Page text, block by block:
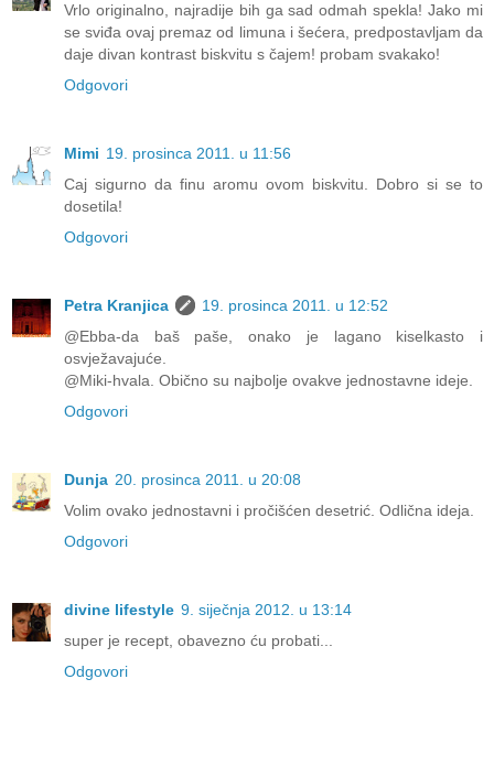
Vrlo originalno, najradije bih ga sad odmah spekla! Jako mi
se sviđa ovaj premaz od limuna i šećera, predpostavljam da
daje divan kontrast biskvitu s čajem! probam svakako!
Odgovori
Mimi 19. prosinca 2011. u 11:56
Caj sigurno da finu aromu ovom biskvitu. Dobro si se to
dosetila!
Odgovori
Petra Kranjica
19. prosinca 2011. u 12:52
@Ebba-da baš paše, onako je lagano kiselkasto i
osvježavajuće.
@Miki-hvala. Obično su najbolje ovakve jednostavne ideje.
Odgovori
Dunja 20. prosinca 2011. u 20:08
Volim ovako jednostavni i pročišćen desetrić. Odlična ideja.
Odgovori
divine lifestyle 9. siječnja 2012. u 13:14
super je recept, obavezno ću probati...
Odgovori